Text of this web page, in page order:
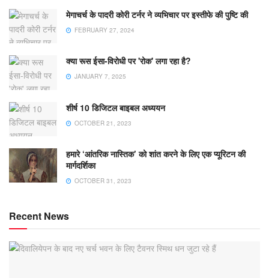
मेगाचर्च के पादरी कोरी टर्नर ने व्यभिचार पर इस्तीफे की पुष्टि की
FEBRUARY 27, 2024
क्या रूस ईसा-विरोधी पर 'रोक' लगा रहा है?
JANUARY 7, 2025
शीर्ष 10 डिजिटल बाइबल अध्ययन
OCTOBER 21, 2023
हमारे ‘आंतरिक नास्तिक’ को शांत करने के लिए एक प्यूरिटन की
मार्गदर्शिका
OCTOBER 31, 2023
Recent News